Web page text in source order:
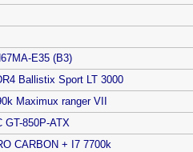
E35 (B3)
Ballistix Sport LT 3000
Maximux ranger VII
GT-850P-ATX
CARBON + I7 7700k